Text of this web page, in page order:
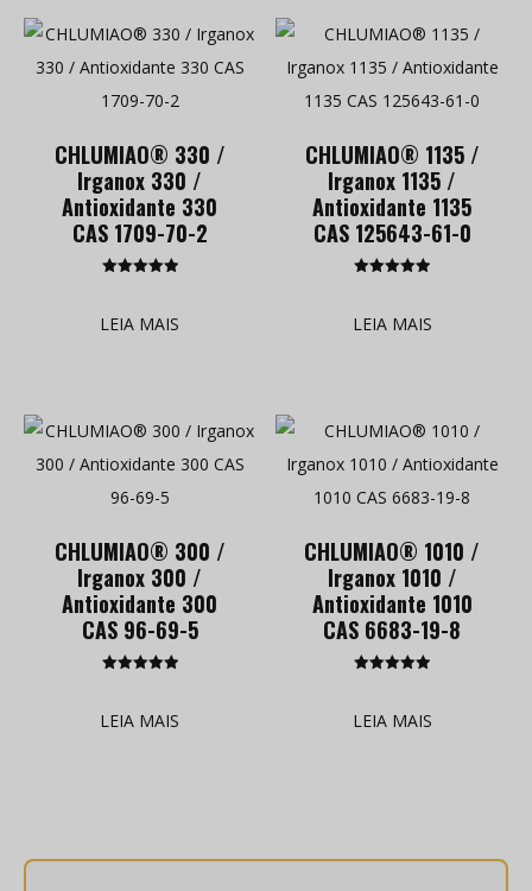
CHLUMIAO® 330 /
Irganox 330 /
Antioxidante 330
CAS 1709-70-2
de 5
LEIA MAIS
CHLUMIAO® 1135 /
Irganox 1135 /
Antioxidante 1135
CAS 125643-61-0
de 5
LEIA MAIS
CHLUMIAO® 300 /
Irganox 300 /
Antioxidante 300
CAS 96-69-5
de 5
LEIA MAIS
CHLUMIAO® 1010 /
Irganox 1010 /
Antioxidante 1010
CAS 6683-19-8
de 5
LEIA MAIS